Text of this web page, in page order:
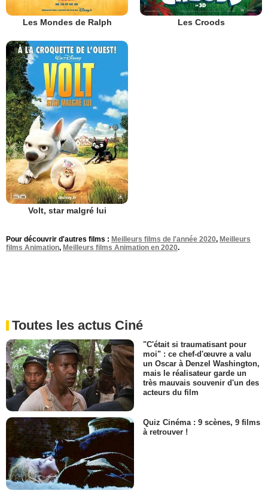
Les Mondes de Ralph Les Croods
Volt, star malgré lui
Pour découvrir d'autres films : Meilleurs films de l'année 2020, Meilleurs
films Animation, Meilleurs films Animation en 2020.
Toutes les actus Ciné
"C'était si traumatisant pour
moi" : ce chef-d'œuvre a valu
un Oscar à Denzel Washington,
mais le réalisateur garde un
très mauvais souvenir d'un des
acteurs du film
Quiz Cinéma : 9 scènes, 9 films
à retrouver !